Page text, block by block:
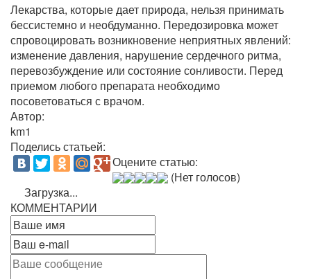
Лекарства, которые дает природа, нельзя принимать
бессистемно и необдуманно. Передозировка может
спровоцировать возникновение неприятных явлений:
изменение давления, нарушение сердечного ритма,
перевозбуждение или состояние сонливости. Перед
приемом любого препарата необходимо
посоветоваться с врачом.
Автор:
km1
Поделись статьей:
Оцените статью:
(Нет голосов)
Загрузка...
КОММЕНТАРИИ